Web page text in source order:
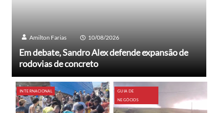
Amilton Farias 10/08/2026
Em debate, Sandro Alex defende expansão de
rodovias de concreto
INTERNACIONAL
GUIA DE
NEGÓCIOS